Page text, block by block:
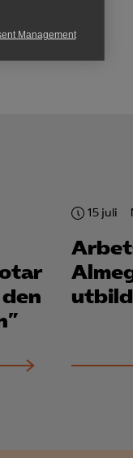
att kunna
Management
15 juli